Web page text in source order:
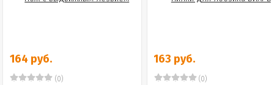
164 руб.
(0)
163 руб.
(0)